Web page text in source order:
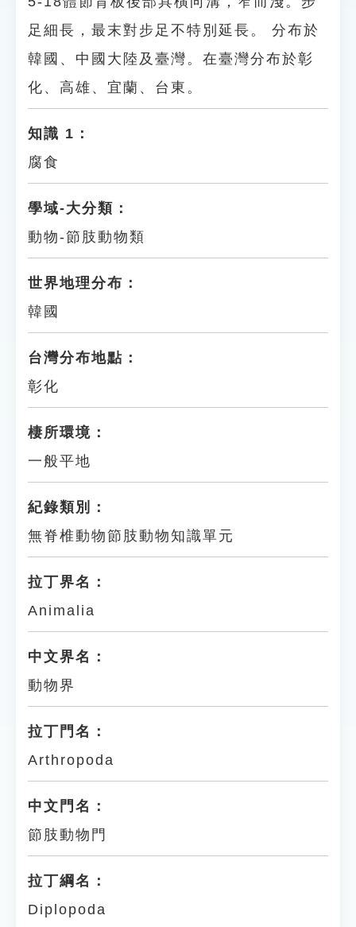
足細長，最末對步足不特別延長。 分布於
韓國、中國大陸及臺灣。在臺灣分布於彰
化、高雄、宜蘭、台東。
知識 1：
腐食
學域-大分類：
動物-節肢動物類
世界地理分布：
韓國
台灣分布地點：
彰化
棲所環境：
一般平地
紀錄類別：
無脊椎動物節肢動物知識單元
拉丁界名：
Animalia
中文界名：
動物界
拉丁門名：
Arthropoda
中文門名：
節肢動物門
拉丁綱名：
Diplopoda